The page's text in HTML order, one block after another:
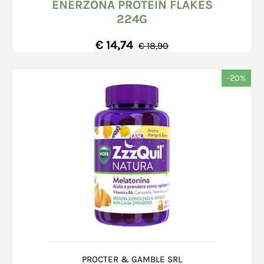
ordini ricevuti entro le ore 12:30, dal lunedì al
venerdì (esclusi i giorni festivi), verranno
festivi), verranno consegnati al trasportatore
entro il secondo giorno feriale (escluso il
sabato) successivo al giorno di ricezione
ordini ricevuti nelle giornate di sabato o
domenica od in giorni festivi, verranno
consegnati al trasportatore entro il secondo
giorno feriale (escluso il sabato) successivo
al giorno di ricezione dell’ordine.
I tempi di consegna indicativi, espressi in
numero di giorni feriali, sono i seguenti: 3
(tre) giorni feriali.
In ogni caso, i tempi di consegna non
bancarie per effettuare il Bonifico Bancario.
Consumatore viene indirizzato alla pagina di
In caso di mancata accettazione dell'ordine, il
Venditore rimborserà immediatamente l'importo
versato dal Consumatore sul conto PayPal del
Richiesto l'annullamento della transazione, in
nessun caso il Venditore può essere ritenuta
responsabile per eventuali danni, diretti o
indiretti, provocati da ritardo nel mancato
PayPal.
Il Venditore, in nessun momento della procedura
ENERZONA PROTEIN FLAKES
224G
€ 14,74 € 18,90
PROCTER & GAMBLE SRL
-20%